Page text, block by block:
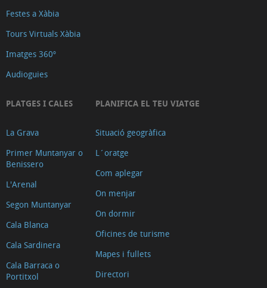
Festes a Xàbia
Tours Virtuals Xàbia
Imatges 360º
Audioguies
PLATGES I CALES
La Grava
Primer Muntanyar o
Benissero
L'Arenal
Segon Muntanyar
Cala Blanca
Cala Sardinera
Cala Barraca o
Portitxol
PLANIFICA EL TEU VIATGE
Situació geogràfica
L´oratge
Com aplegar
On menjar
On dormir
Oficines de turisme
Mapes i fullets
Directori